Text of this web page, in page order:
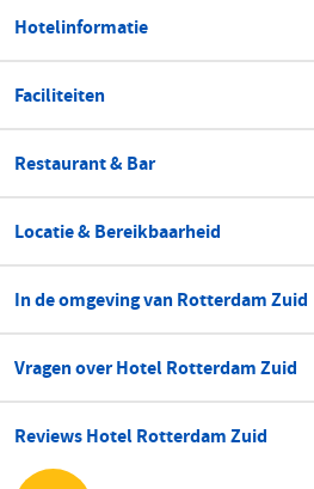
Hotelinformatie
Faciliteiten
Restaurant & Bar
Locatie & Bereikbaarheid
In de omgeving van Rotterdam Zuid
Vragen over Hotel Rotterdam Zuid
Reviews Hotel Rotterdam Zuid